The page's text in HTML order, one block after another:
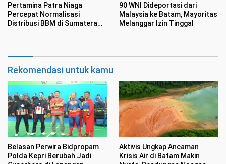
Pertamina Patra Niaga
Percepat Normalisasi
Distribusi BBM di Sumatera
90 WNI Dideportasi dari
Malaysia ke Batam, Mayoritas
Melanggar Izin Tinggal
Rekomendasi untuk kamu
Belasan Perwira Bidpropam
Polda Kepri Berubah Jadi
Aktivis Ungkap Ancaman
Krisis Air di Batam Makin